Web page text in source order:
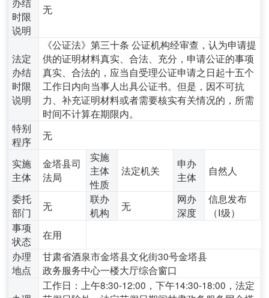
时限
说明
无
法定
办结
时限
说明
《公证法》第三十条 公证机构经审查，认为申请提
供的证明材料真实、合法、充分，申请公证的事项
真实、合法的，应当自受理公证申请之日起十五个
工作日内向当事人出具公证书。但是，因不可抗
力、补充证明材料或者需要核实有关情况的，所需
时间不计算在期限内。
特别
程序
无
实施
主体
金塔县司
法局
实施
主体
性质
法定机关
申办
主体
自然人
委托
部门
无
联办
机构
无
网办
深度
信息发布
（Ⅰ级）
事项
状态
在用
办理
地点
甘肃省酒泉市金塔县文化街30号金塔县
政务服务中心一楼大厅综合窗口
工作日：上午8:30-12:00，下午14:30-18:00，法定